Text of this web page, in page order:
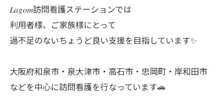
𝐿𝑎𝑔𝑜𝑚訪問看護ステーションでは
利用者様、ご家族様にとって
過不足のないちょうど良い支援を目指しています✨
大阪府和泉市・泉大津市・高石市・忠岡町・岸和田市
などを中心に訪問看護を行なっています🚗